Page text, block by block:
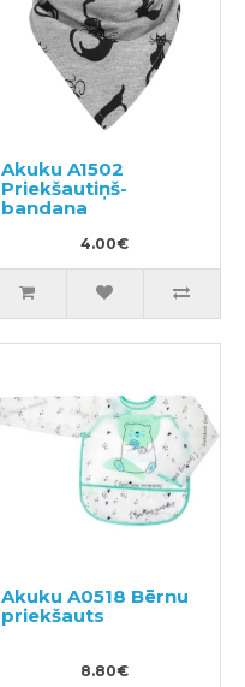
Akuku A1502
Priekšautiņš-
bandana
4.00€
Akuku A0518 Bērnu
priekšauts
8.80€